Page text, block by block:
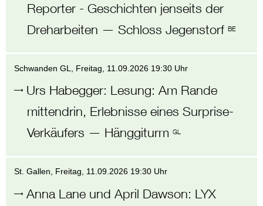
Reporter - Geschichten jenseits der
Dreharbeiten — Schloss Jegenstorf BE
Schwanden GL , Freitag, 11.09.2026 19:30 Uhr
Urs Habegger: Lesung: Am Rande
mittendrin, Erlebnisse eines Surprise-
Verkäufers — Hänggiturm GL
St. Gallen , Freitag, 11.09.2026 19:30 Uhr
Anna Lane und April Dawson: LYX